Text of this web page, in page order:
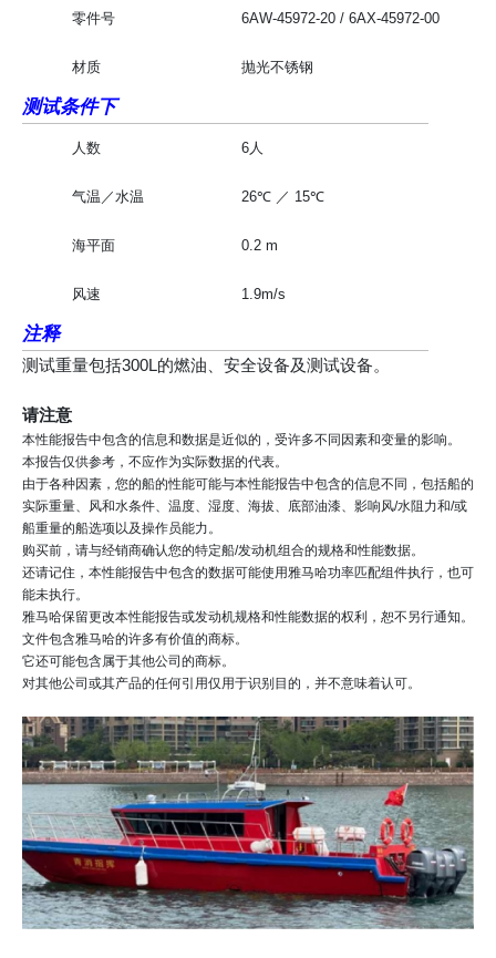
零件号 6AW-45972-20 / 6AX-45972-00
材质 抛光不锈钢
测试条件下
人数 6人
气温／水温 26℃ ／ 15℃
海平面 0.2 m
风速 1.9m/s
注释
测试重量包括300L的燃油、安全设备及测试设备。
请注意
本性能报告中包含的信息和数据是近似的，受许多不同因素和变量的影响。
本报告仅供参考，不应作为实际数据的代表。
由于各种因素，您的船的性能可能与本性能报告中包含的信息不同，包括船的
实际重量、风和水条件、温度、湿度、海拔、底部油漆、影响风/水阻力和/或
船重量的船选项以及操作员能力。
购买前，请与经销商确认您的特定船/发动机组合的规格和性能数据。
还请记住，本性能报告中包含的数据可能使用雅马哈功率匹配组件执行，也可
能未执行。
雅马哈保留更改本性能报告或发动机规格和性能数据的权利，恕不另行通知。
文件包含雅马哈的许多有价值的商标。
它还可能包含属于其他公司的商标。
对其他公司或其产品的任何引用仅用于识别目的，并不意味着认可。